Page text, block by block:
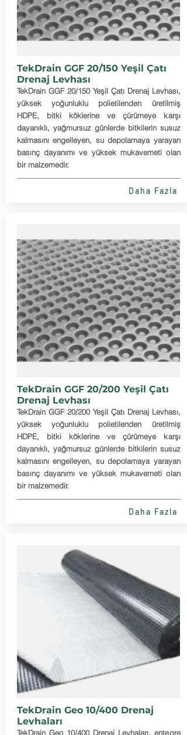
TekDrain GGF 20/150 Yeşil Çatı
Drenaj Levhası
TekDrain GGF 20/150 Yeşil Çatı Drenaj Levhası,
yüksek yoğunluklu polietilenden üretilmiş
HDPE, bitki köklerine ve çürümeye karşı
dayanıklı, yağmursuz günlerde bitkilerin susuz
kalmasını engelleyen, su depolamaya yarayan
basınç dayanımı ve yüksek mukavemeti olan
bir malzemedir.
Daha Fazla
TekDrain GGF 20/200 Yeşil Çatı
Drenaj Levhası
TekDrain GGF 20/200 Yeşil Çatı Drenaj Levhası,
yüksek yoğunluklu polietilenden üretilmiş
HDPE, bitki köklerine ve çürümeye karşı
dayanıklı, yağmursuz günlerde bitkilerin susuz
kalmasını engelleyen, su depolamaya yarayan
basınç dayanımı ve yüksek mukavemeti olan
bir malzemedir.
Daha Fazla
TekDrain Geo 10/400 Drenaj
Levhaları
TekDrain Geo 10/400 Drenaj Levhaları, entegre